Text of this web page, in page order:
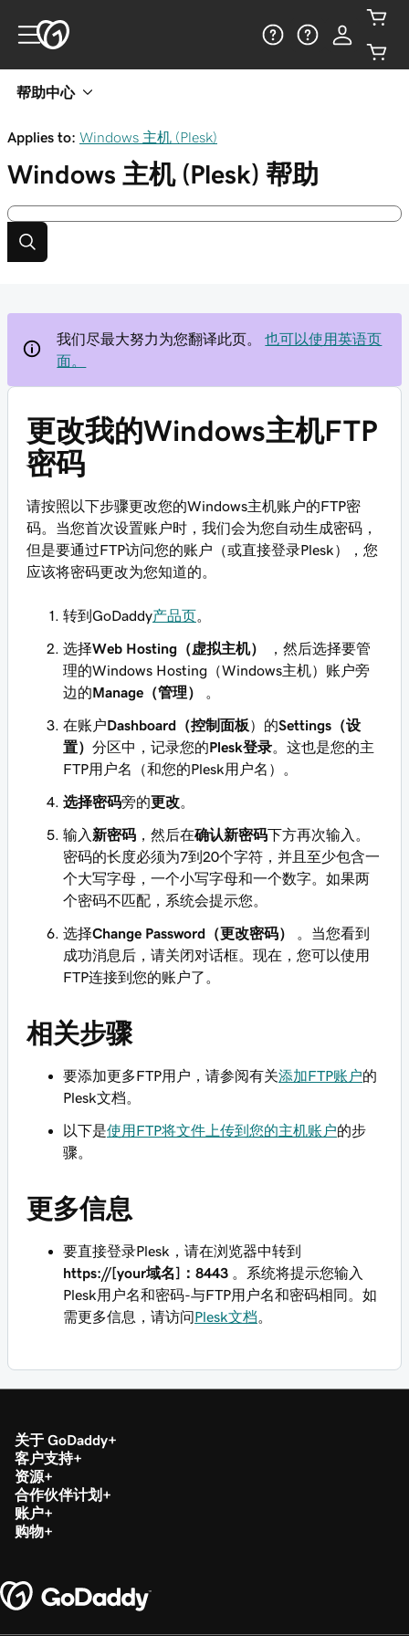
帮助中心
Applies to: Windows 主机 (Plesk)
Windows 主机 (Plesk) 帮助
我们尽最大努力为您翻译此页。
也可以使用英语页
面。
更改我的Windows主机FTP
密码
请按照以下步骤更改您的Windows主机账户的FTP密
码。当您首次设置账户时，我们会为您自动生成密码，
但是要通过FTP访问您的账户（或直接登录Plesk），您
应该将密码更改为您知道的。
转到GoDaddy产品页
选择Web Hosting（虚拟主机）
，然后选择要管
理的Windows Hosting（Windows主机）账户旁
边的Manage（管理）
在账户Dashboard（控制面板）的Settings（设
置） 分区中，记录您的Plesk登录 。这也是您的主
FTP用户名（和您的Plesk用户名）。
选择密码旁的更改
输入 新密码 ，然后在确认新密码下方再次输入。
密码的长度必须为7到20个字符，并且至少包含一
个大写字母，一个小写字母和一个数字。如果两
个密码不匹配，系统会提示您。
选择Change Password（更改密码）
。当您看到
成功消息后，请关闭对话框。现在，您可以使用
FTP连接到您的账户了。
相关步骤
要添加更多FTP用户，请参阅有关添加FTP账户的
Plesk文档。
以下是使用FTP将文件上传到您的主机账户的步
骤。
更多信息
要直接登录Plesk，请在浏览器中转到
https://[your域名]：8443 。系统将提示您输入
Plesk用户名和密码-与FTP用户名和密码相同。如
需更多信息，请访问Plesk文档
关于 GoDaddy
客户支持
资源
合作伙伴计划
账户
购物